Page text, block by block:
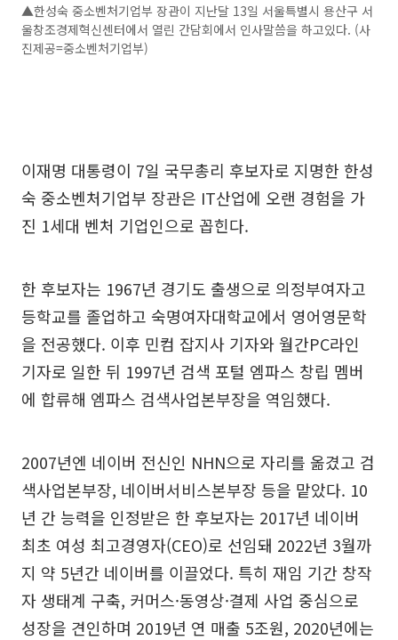
▲한성숙 중소벤처기업부 장관이 지난달 13일 서울특별시 용산구 서
울창조경제혁신센터에서 열린 간담회에서 인사말씀을 하고있다. (사
진제공=중소벤처기업부)
이재명 대통령이 7일 국무총리 후보자로 지명한 한성
숙 중소벤처기업부 장관은 IT산업에 오랜 경험을 가
진 1세대 벤처 기업인으로 꼽힌다.
한 후보자는 1967년 경기도 출생으로 의정부여자고
등학교를 졸업하고 숙명여자대학교에서 영어영문학
을 전공했다. 이후 민컴 잡지사 기자와 월간PC라인
기자로 일한 뒤 1997년 검색 포털 엠파스 창립 멤버
에 합류해 엠파스 검색사업본부장을 역임했다.
2007년엔 네이버 전신인 NHN으로 자리를 옮겼고 검
색사업본부장, 네이버서비스본부장 등을 맡았다. 10
년 간 능력을 인정받은 한 후보자는 2017년 네이버
최초 여성 최고경영자(CEO)로 선임돼 2022년 3월까
지 약 5년간 네이버를 이끌었다. 특히 재임 기간 창작
자 생태계 구축, 커머스·동영상·결제 사업 중심으로
성장을 견인하며 2019년 연 매출 5조원, 2020년에는